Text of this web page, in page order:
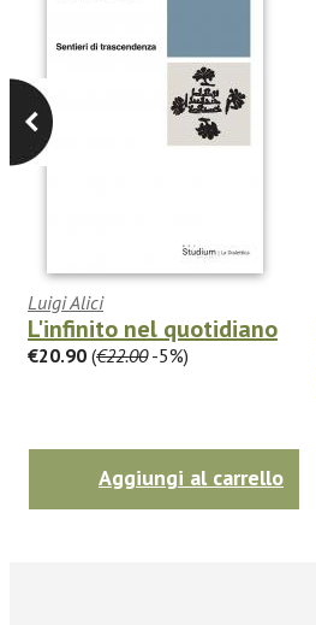
Luigi Alici
L'infinito nel quotidiano
€20.90 (€22.00-5%)
Aggiungi al carrello